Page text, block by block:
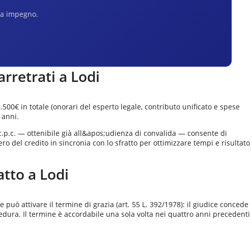
impegno.
a Lodi
in totale (onorari del esperto legale, contributo unificato e spese
— ottenibile già all&apos;udienza di convalida — consente di
del credito in sincronia con lo sfratto per ottimizzare tempi e risultato
a Lodi
attivare il termine di grazia (art. 55 L. 392/1978): il giudice concede
Il termine è accordabile una sola volta nei quattro anni precedenti